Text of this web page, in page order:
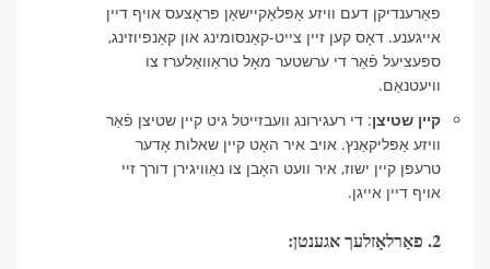
פאַרענדיקן דעם וויזע אַפּלאַקיישאַן פּראָצעס אויף דיין
אייגענע. דאָס קען זיין צייט-קאַנסומינג און קאַנפיוזינג,
ספּעציעל פֿאַר די ערשטער מאָל טראַוואַלערז צו
וויעטנאַם.
קיין שטיצן: די רעגירונג וועבזייטל גיט קיין שטיצן פֿאַר
וויזע אַפּליקאַנץ. אויב איר האָט קיין שאלות אָדער
טרעפן קיין ישוז, איר וועט האָבן צו נאַוויגירן דורך זיי
אויף דיין אייגן.
2. פאַרלאָזלעך אגענטן: